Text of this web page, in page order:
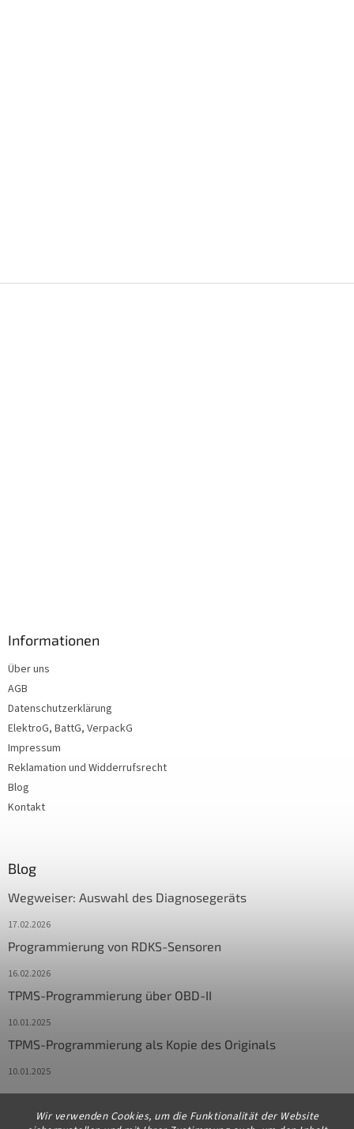
Wir verwenden Cookies, um die Funktionalität der Website
Informationen
Über uns
AGB
Datenschutzerklärung
ElektroG, BattG, VerpackG
Impressum
Reklamation und Widderrufsrecht
Blog
Kontakt
Blog
Wegweiser: Auswahl des Diagnosegeräts
17.02.2026
Programmierung von RDKS-Sensoren
16.02.2026
TPMS-Programmierung über OBD-II
10.01.2025
TPMS-Programmierung als Kopie des Originals
10.01.2025
Kontakt